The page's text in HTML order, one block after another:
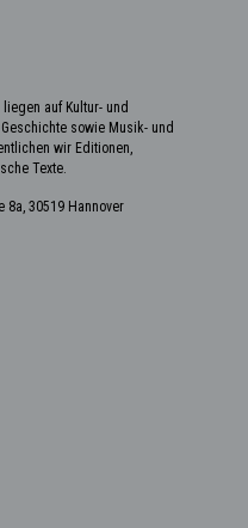
auf Kultur- und
sowie Musik- und
wir Editionen,
Texte.
8a, 30519 Hannover